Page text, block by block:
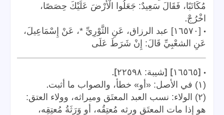
مُكَاتَبًا، فَقَالَ سَعِيدٌ: جَعَلُوا الْأَرْضَ عَلَيْكَ حِصَصًا،
اخْرُجْ.
•
[١٦٥٧٠] عبد الرزاق، عَنِ الثَّوْرِيِّ *، عَنْ إِسْمَاعِيلَ،
عَنِ الشعْبِيِّ قَالَ: إِنْ شَرَطَ عَلَى
• [١٦٥٦٥] [شيبة: ٢٢٥٩٨ ].
(١) في الأصل: «أو» خطأ، والصواب ما أثبت .
(٢) الولاء: نسب العبد المعتَق وميراثه، وولاء العتق:
هو إذا مات المعتَق ورثه مُعتِقُه، أو وَرَثَةُ مُعتِقِه،